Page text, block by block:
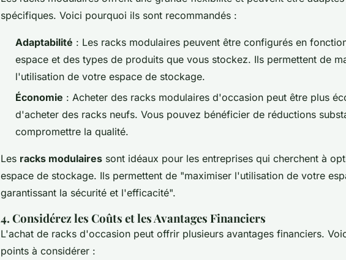
spécifiques. Voici pourquoi ils sont recommandés :
Adaptabilité : Les racks modulaires peuvent être configurés en
espace et des types de produits que vous stockez. Ils permettent de
l'utilisation de votre espace de stockage.
Économie : Acheter des racks modulaires d'occasion peut être plus
d'acheter des racks neufs. Vous pouvez bénéficier de réductions
compromettre la qualité.
Les racks modulaires sont idéaux pour les entreprises qui cherchent à
espace de stockage. Ils permettent de "maximiser l'utilisation de votre
garantissant la sécurité et l'efficacité".
4. Considérez les Coûts et les Avantages Financiers
L'achat de racks d'occasion peut offrir plusieurs avantages financiers.
points à considérer :